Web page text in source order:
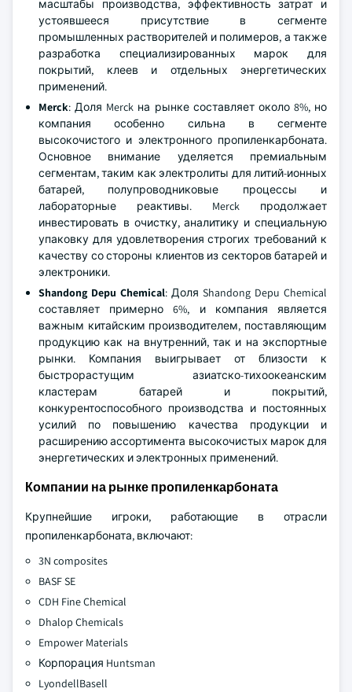
масштабы производства, эффективность затрат и
устоявшееся присутствие в сегменте
промышленных растворителей и полимеров, а также
разработка специализированных марок для
покрытий, клеев и отдельных энергетических
применений.
Merck: Доля Merck на рынке составляет около 8%, но
компания особенно сильна в сегменте
высокочистого и электронного пропиленкарбоната.
Основное внимание уделяется премиальным
сегментам, таким как электролиты для литий-ионных
батарей, полупроводниковые процессы и
лабораторные реактивы. Merck продолжает
инвестировать в очистку, аналитику и специальную
упаковку для удовлетворения строгих требований к
качеству со стороны клиентов из секторов батарей и
электроники.
Shandong Depu Chemical: Доля Shandong Depu Chemical
составляет примерно 6%, и компания является
важным китайским производителем, поставляющим
продукцию как на внутренний, так и на экспортные
рынки. Компания выигрывает от близости к
быстрорастущим азиатско-тихоокеанским
кластерам батарей и покрытий,
конкурентоспособного производства и постоянных
усилий по повышению качества продукции и
расширению ассортимента высокочистых марок для
энергетических и электронных применений.
Компании на рынке пропиленкарбоната
Крупнейшие игроки, работающие в отрасли
пропиленкарбоната, включают:
3N composites
BASF SE
CDH Fine Chemical
Dhalop Chemicals
Empower Materials
Корпорация Huntsman
LyondellBasell